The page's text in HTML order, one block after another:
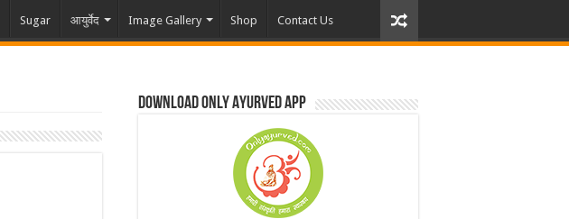
Sugar आयुर्वेद Image Gallery Shop Contact Us
Download Only Ayurved App